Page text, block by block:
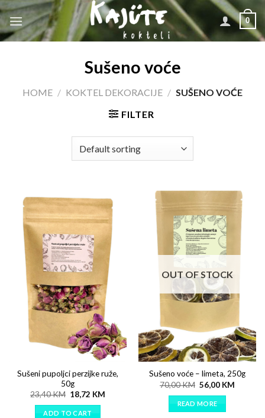
Skip
to
content
0
Sušeno voće
HOME / KOKTEL DEKORACIJE / SUŠENO VOĆE
FILTER
Sušeni pupoljci perzijke ruže,
50g
23,40KM 18,72 KM
ADD TO CART
OUT OF STOCK
Sušeno voće – limeta, 250g
70,00KM 56,00 KM
READ MORE